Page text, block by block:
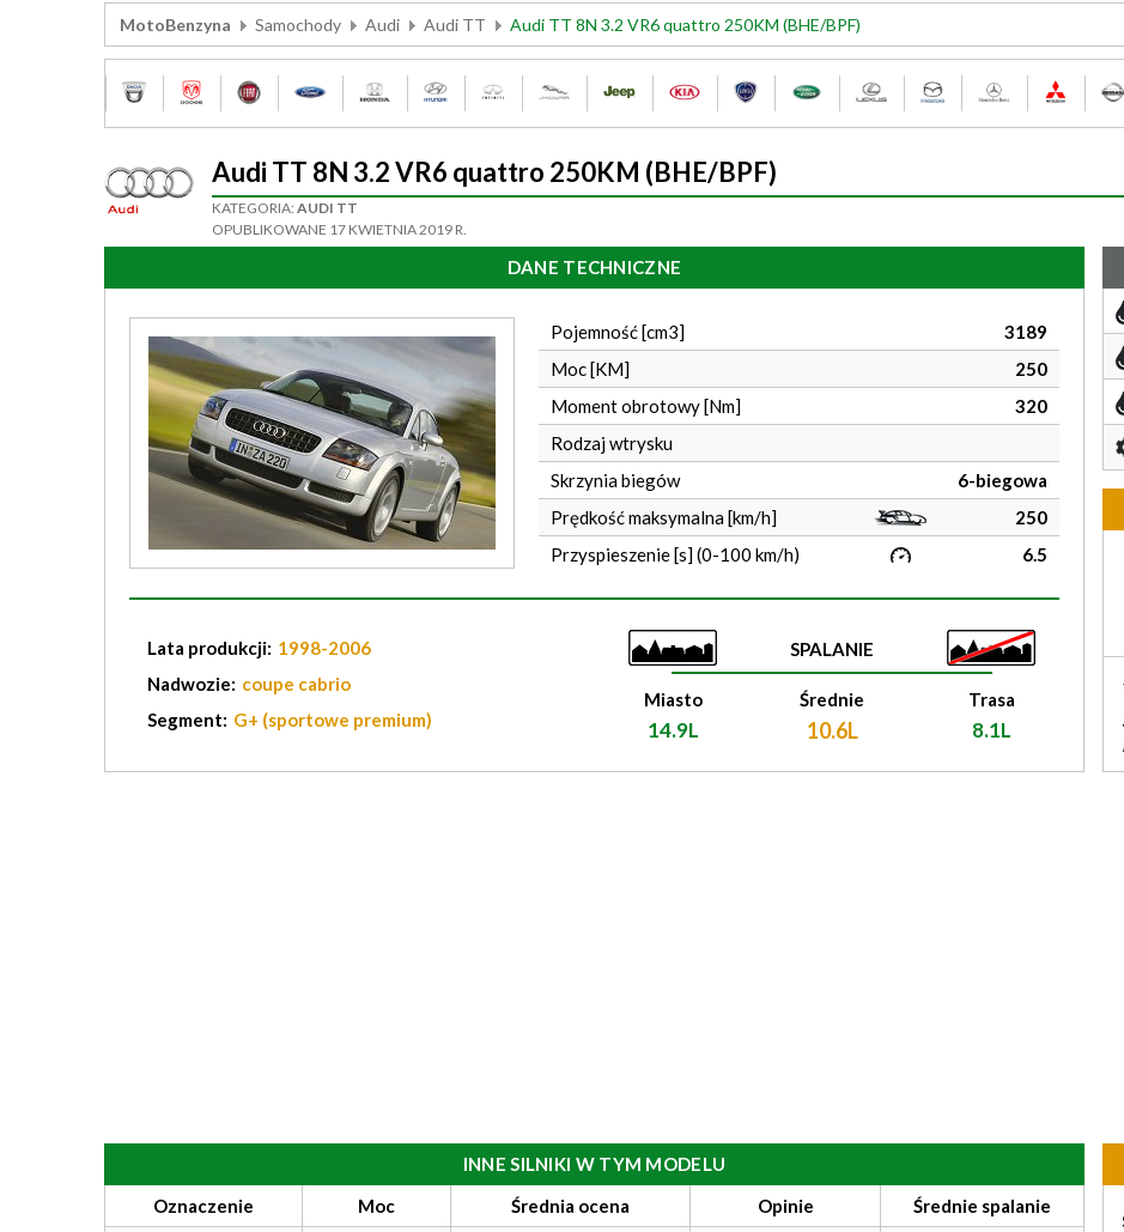
MotoBenzyna Samochody Audi Audi TT Audi TT 8N 3.2 VR6 quattro 250KM (BHE/BPF)
Audi TT 8N 3.2 VR6 quattro 250KM (BHE/BPF)
KATEGORIA: AUDI TT
OPUBLIKOWANE 17 KWIETNIA 2019 R.
DANE TECHNICZNE
Pojemność [cm3]
3189
Moc [KM]
250
Moment obrotowy [Nm]
320
Rodzaj wtrysku
Skrzynia biegów
6-biegowa
Prędkość maksymalna [km/h]
250
Przyspieszenie [s] (0-100 km/h)
6.5
Lata produkcji: 1998-2006
Nadwozie: coupe cabrio
Segment: G+ (sportowe premium)
SPALANIE
Miasto
14.9L
Średnie
10.6L
Trasa
8.1L
INNE SILNIKI W TYM MODELU
Oznaczenie
Moc Średnia ocena Opinie
Średnie spalanie